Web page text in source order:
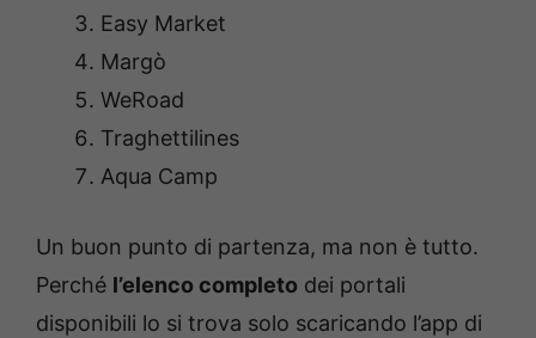
Easy Market
Margò
WeRoad
Traghettilines
Aqua Camp
Un buon punto di partenza, ma non è tutto.
Perché l’elenco completo dei portali
disponibili lo si trova solo scaricando l’app di